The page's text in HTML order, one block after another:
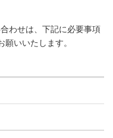
わせは、下記に必要事項
いいたします。